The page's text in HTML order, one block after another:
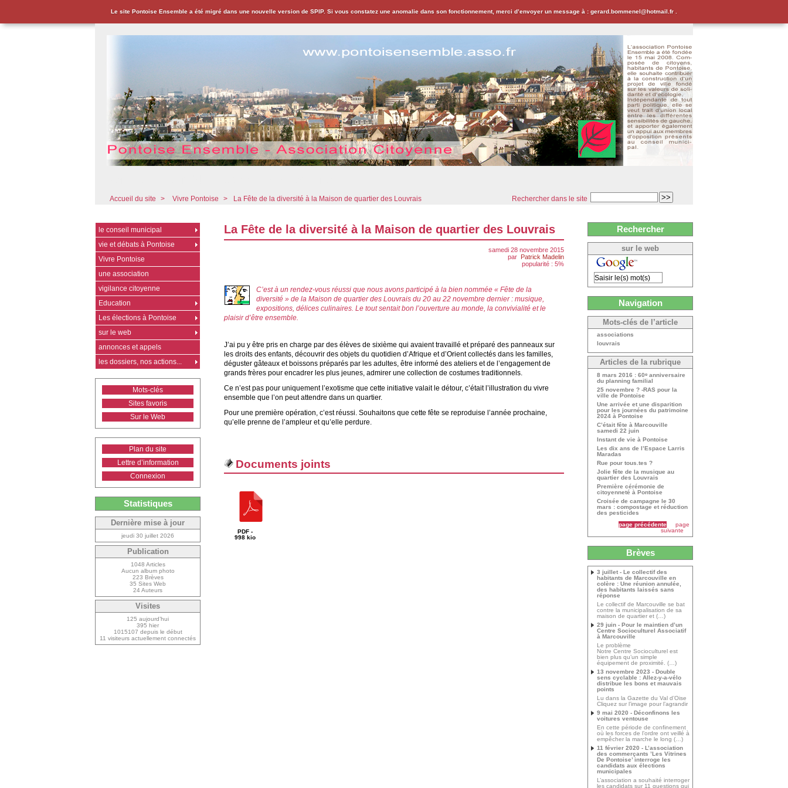
Le site Pontoise Ensemble a été migré dans une nouvelle version de SPIP. Si vous constatez une anomalie dans son fonctionnement, merci d’envoyer un message à : gerard.bommenel@hotmail.fr .
Rechercher dans le site
Accueil du site > Vivre Pontoise > La Fête de la diversité à la Maison de quartier des Louvrais
La Fête de la diversité à la Maison de quartier des Louvrais
samedi 28 novembre 2015
par Patrick Madelin
popularité : 5%
C’est à un rendez-vous réussi que nous avons participé à la bien nommée « Fête de la
diversité » de la Maison de quartier des Louvrais du 20 au 22 novembre dernier : musique,
expositions, délices culinaires. Le tout sentait bon l’ouverture au monde, la convivialité et le
plaisir d’être ensemble.
J’ai pu y être pris en charge par des élèves de sixième qui avaient travaillé et préparé des panneaux sur
les droits des enfants, découvrir des objets du quotidien d’Afrique et d’Orient collectés dans les familles,
déguster gâteaux et boissons préparés par les adultes, être informé des ateliers et de l’engagement de
grands frères pour encadrer les plus jeunes, admirer une collection de costumes traditionnels.
Ce n’est pas pour uniquement l’exotisme que cette initiative valait le détour, c’était l’illustration du vivre
ensemble que l’on peut attendre dans un quartier.
Pour une première opération, c’est réussi. Souhaitons que cette fête se reproduise l’année prochaine,
qu’elle prenne de l’ampleur et qu’elle perdure.
Documents joints
PDF -
998 kio
le conseil municipal
vie et débats à Pontoise
Vivre Pontoise
une association
vigilance citoyenne
Education
Les élections à Pontoise
sur le web
annonces et appels
les dossiers, nos actions...
Mots-clés
Sites favoris
Sur le Web
Plan du site
Lettre d’information
Connexion
Statistiques
Dernière mise à jour
jeudi 30 juillet 2026
Publication
1048 Articles
Aucun album photo
223 Brèves
35 Sites Web
24 Auteurs
Visites
125 aujourd’hui
395 hier
1015107 depuis le début
11 visiteurs actuellement connectés
Rechercher
sur le web
Navigation
Mots-clés de l’article
associations
louvrais
Articles de la rubrique
8 mars 2016 : 60e anniversaire
du planning familial
25 novembre ? -RAS pour la
ville de Pontoise
Une arrivée et une disparition
pour les journées du patrimoine
2024 à Pontoise
C’était fête à Marcouville
samedi 22 juin
Instant de vie à Pontoise
Les dix ans de l’Espace Larris
Maradas
Rue pour tous.tes ?
Jolie fête de la musique au
quartier des Louvrais
Première cérémonie de
citoyenneté à Pontoise
Croisée de campagne le 30
mars : compostage et réduction
des pesticides
page précédente
page
suivante
Brèves
3 juillet - Le collectif des
habitants de Marcouville en
colère : Une réunion annulée,
des habitants laissés sans
réponse
Le collectif de Marcouville se bat
contre la municipalisation de sa
maison de quartier et (…)
29 juin - Pour le maintien d’un
Centre Socioculturel Associatif
à Marcouville
Le problème
Notre Centre Socioculturel est
bien plus qu’un simple
équipement de proximité. (…)
13 novembre 2023 - Double
sens cyclable : Allez-y-a-vélo
distribue les bons et mauvais
points
Lu dans la Gazette du Val d’Oise
Cliquez sur l’image pour l’agrandir
9 mai 2020 - Déconfinons les
voitures ventouse
En cette période de confinement
où les forces de l’ordre ont veillé à
empêcher la marche le long (…)
11 février 2020 - L’association
des commerçants ’Les Vitrines
De Pontoise’ interroge les
candidats aux élections
municipales
L’association a souhaité interroger
les candidats sur 11 questions qui